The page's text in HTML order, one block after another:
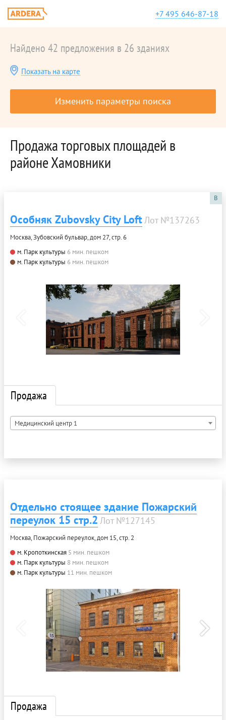
+7 495 646-87-18
Найдено 42 предложения в 26 зданиях
Показать на карте
Изменить параметры поиска
Продажа торговых площадей в
районе Хамовники
B
Особняк Zubovsky City LoftЛот №137263
Москва, Зубовский бульвар, дом 27, стр. 6
м. Парк культуры 6 мин. пешком
м. Парк культуры 6 мин. пешком
Продажа
Медицинский центр 1
Отдельно стоящее здание Пожарский
переулок 15 стр.2 Лот №127145
Москва, Пожарский переулок, дом 15, стр. 2
м. Кропоткинская 5 мин. пешком
м. Парк культуры 8 мин. пешком
м. Парк культуры 11 мин. пешком
Продажа